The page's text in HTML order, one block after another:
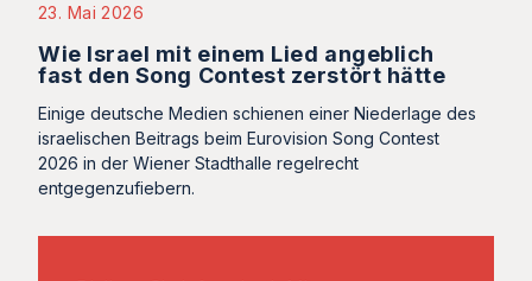
23. Mai 2026
Wie Israel mit einem Lied angeblich
fast den Song Contest zerstört hätte
Einige deutsche Medien schienen einer Niederlage des
israelischen Beitrags beim Eurovision Song Contest
2026 in der Wiener Stadthalle regelrecht
entgegenzufiebern.